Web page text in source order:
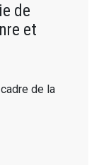
de
et
de la